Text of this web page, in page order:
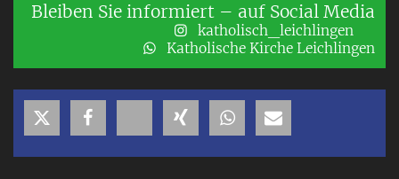
Bleiben Sie informiert – auf Social Media
katholisch_leichlingen
Katholische Kirche Leichlingen